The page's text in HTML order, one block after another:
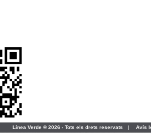
Línea Verde ® 2026 - Tots els drets reservats | Avís